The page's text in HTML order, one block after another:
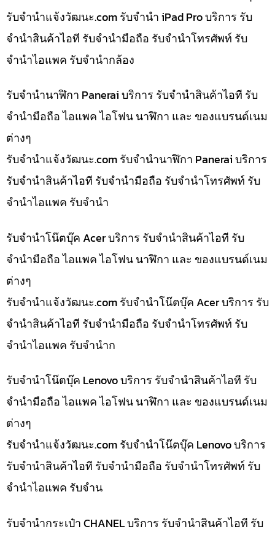
รับจํานําแจ้งวัฒนะ.com รับจำนำ iPad Pro บริการ รับ
จำนำสินค้าไอที รับจำนำมือถือ รับจำนำโทรศัพท์ รับ
จำนำไอแพค รับจำนำกล้อง
รับจำนำนาฬิกา Panerai บริการ รับจำนำสินค้าไอที รับ
จำนำมือถือ ไอแพค ไอโฟน นาฬิกา และ ของแบรนด์เนม
ต่างๆ
รับจํานําแจ้งวัฒนะ.com รับจำนำนาฬิกา Panerai บริการ
รับจำนำสินค้าไอที รับจำนำมือถือ รับจำนำโทรศัพท์ รับ
จำนำไอแพค รับจำนำ
รับจำนำโน๊ตบุ๊ค Acer บริการ รับจำนำสินค้าไอที รับ
จำนำมือถือ ไอแพค ไอโฟน นาฬิกา และ ของแบรนด์เนม
ต่างๆ
รับจํานําแจ้งวัฒนะ.com รับจำนำโน๊ตบุ๊ค Acer บริการ รับ
จำนำสินค้าไอที รับจำนำมือถือ รับจำนำโทรศัพท์ รับ
จำนำไอแพค รับจำนำก
รับจำนำโน๊ตบุ๊ค Lenovo บริการ รับจำนำสินค้าไอที รับ
จำนำมือถือ ไอแพค ไอโฟน นาฬิกา และ ของแบรนด์เนม
ต่างๆ
รับจํานําแจ้งวัฒนะ.com รับจำนำโน๊ตบุ๊ค Lenovo บริการ
รับจำนำสินค้าไอที รับจำนำมือถือ รับจำนำโทรศัพท์ รับ
จำนำไอแพค รับจำน
รับจำนำกระเป๋า CHANEL บริการ รับจำนำสินค้าไอที รับ